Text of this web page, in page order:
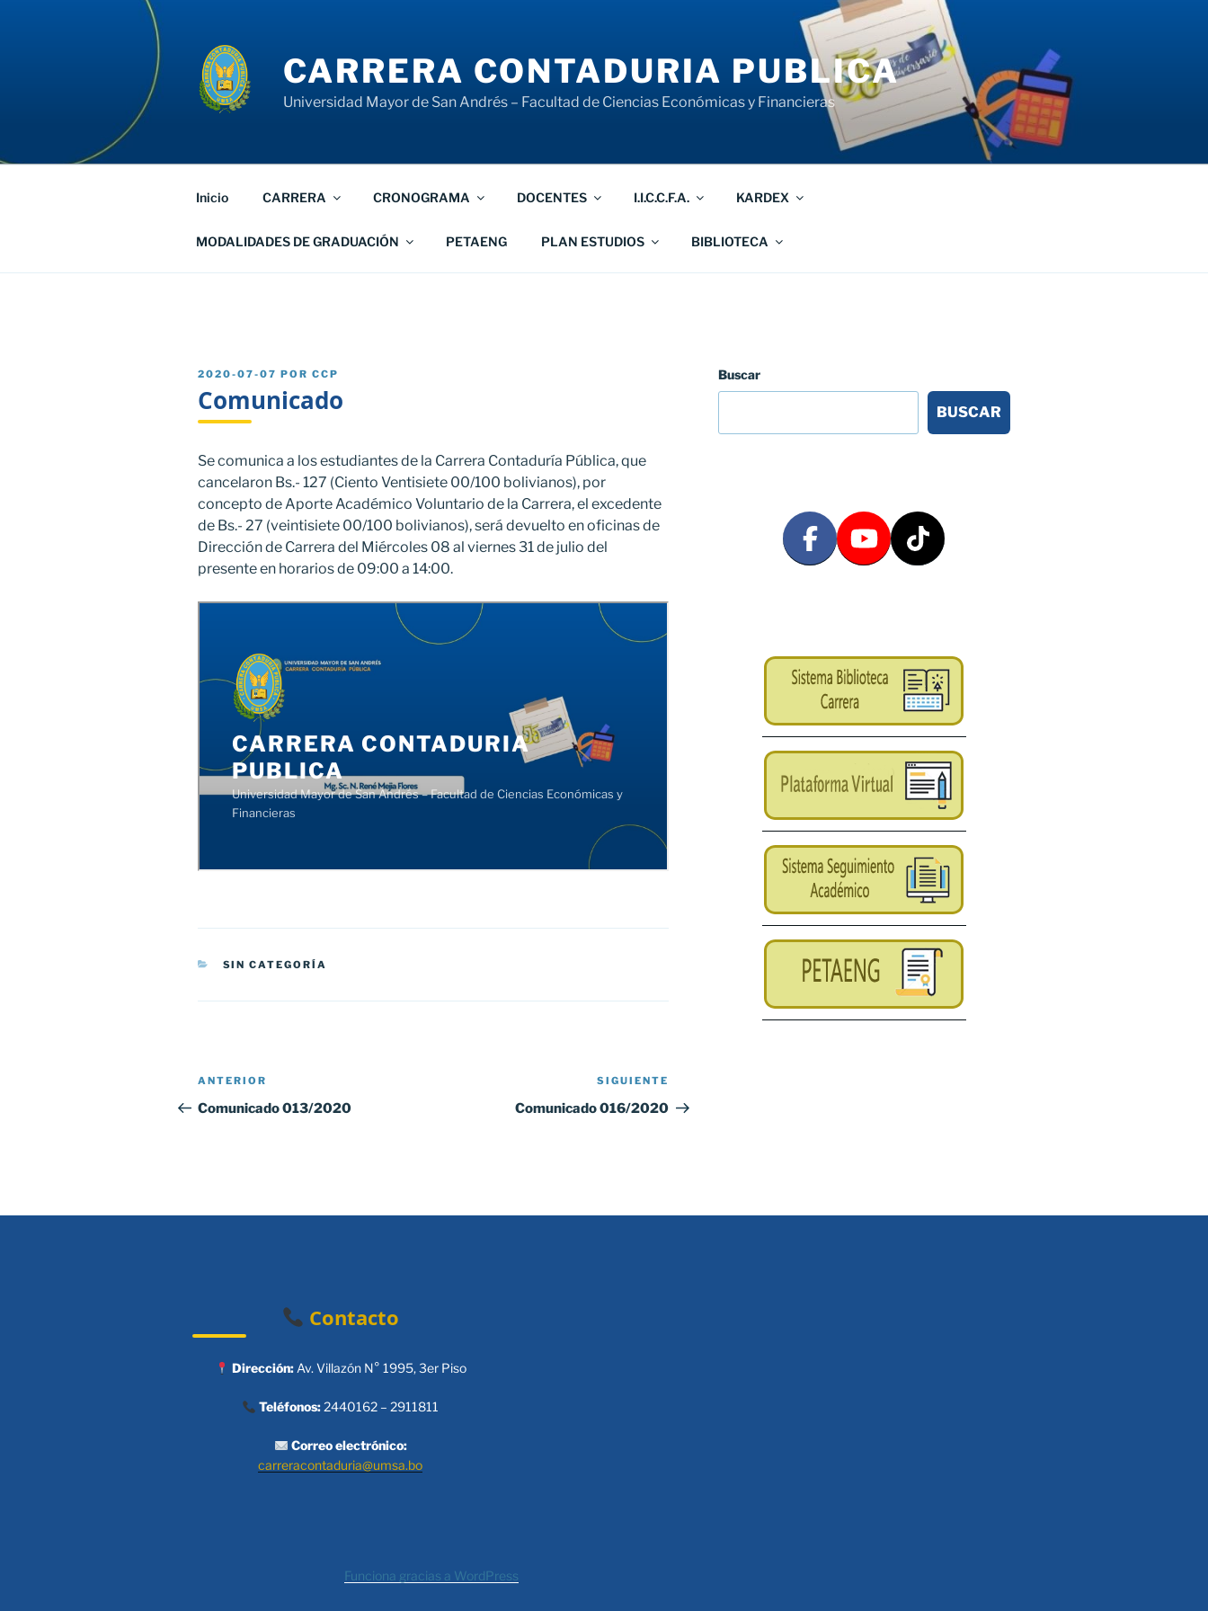
CARRERA CONTADURIA PUBLICA
Universidad Mayor de San Andrés – Facultad de Ciencias Económicas y Financieras
Inicio CARRERA CRONOGRAMA DOCENTES I.I.C.C.F.A. KARDEX
MODALIDADES DE GRADUACIÓN PETAENG PLAN ESTUDIOS BIBLIOTECA
PUBLICADO
2020-07-07 POR CCP
Comunicado
Se comunica a los estudiantes de la Carrera Contaduría Pública, que
cancelaron Bs.- 127 (Ciento Ventisiete 00/100 bolivianos), por
concepto de Aporte Académico Voluntario de la Carrera, el excedente
de Bs.- 27 (veintisiete 00/100 bolivianos), será devuelto en oficinas de
Dirección de Carrera del Miércoles 08 al viernes 31 de julio del
presente en horarios de 09:00 a 14:00.
CATEGORÍAS
SIN CATEGORÍA
Navegación
de
Entrada
anterior:
ANTERIOR
Comunicado 013/2020
entrada
SIGUIENTE
Comunicado 016/2020
Buscar
BUSCAR
Contacto
Dirección:Av. Villazón N° 1995, 3er Piso
Teléfonos:2440162 – 2911811
Correo electrónico:
carreracontaduria@umsa.bo
Funciona gracias a WordPress